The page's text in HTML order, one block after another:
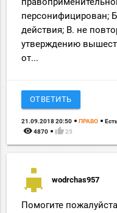
персонифицирован;
действия; В. не
утверждению
от...
ОТВЕТИТЬ
21.09.2018 20:50 ПРАВО
remove_red_eye 4870 thumb_up 25
wodrchas957
Помогите